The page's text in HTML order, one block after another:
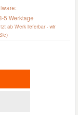
5 Werktage
ab Werk lieferbar - wir